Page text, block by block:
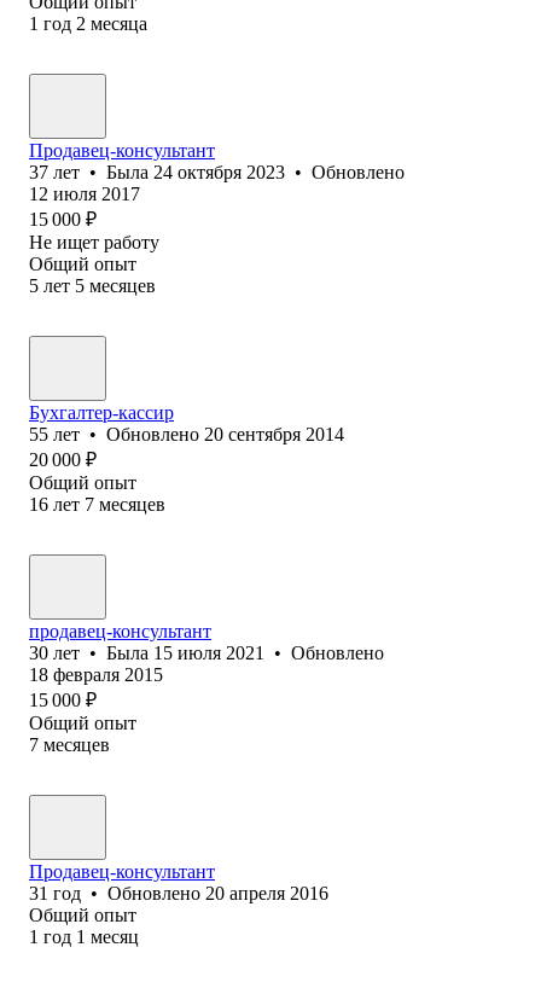
1 год 2 месяца
Продавец-консультант
37 лет • Была 24 октября 2023 • Обновлено
12 июля 2017
15 000 ₽
Не ищет работу
Общий опыт
5 лет 5 месяцев
Бухгалтер-кассир
55 лет • Обновлено 20 сентября 2014
20 000 ₽
Общий опыт
16 лет 7 месяцев
продавец-консультант
30 лет • Была 15 июля 2021 • Обновлено
18 февраля 2015
15 000 ₽
Общий опыт
7 месяцев
Продавец-консультант
31 год • Обновлено 20 апреля 2016
Общий опыт
1 год 1 месяц